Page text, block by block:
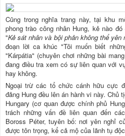
Cũng trong nghĩa trang này, tại khu
phong trào công nhân Hung, kẻ nào
"Kẻ sát nhân và bội phản không thể yên
đoạn lời ca khúc "Tôi muốn biết
"Kárpátia" (chuyên chơi những bài
đang điều tra xem có sự liên quan với
hay không.
Ngoại trừ các tổ chức cánh hữu cực
đảng Hung đều lên án hành vi này. Chủ
Hungary (cơ quan được chính phủ
trách những vấn đề liên quan đến
Boross Péter, tuyên bố: nơi yên nghỉ
được tôn trọng, kể cả mộ của lãnh tụ